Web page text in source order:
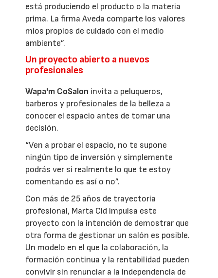
está produciendo el producto o la materia
prima. La firma Aveda comparte los valores
míos propios de cuidado con el medio
ambiente”.
Un proyecto abierto a nuevos
profesionales
Wapa'm CoSalon invita a peluqueros,
barberos y profesionales de la belleza a
conocer el espacio antes de tomar una
decisión.
“Ven a probar el espacio, no te supone
ningún tipo de inversión y simplemente
podrás ver si realmente lo que te estoy
comentando es así o no”.
Con más de 25 años de trayectoria
profesional, Marta Cid impulsa este
proyecto con la intención de demostrar que
otra forma de gestionar un salón es posible.
Un modelo en el que la colaboración, la
formación continua y la rentabilidad pueden
convivir sin renunciar a la independencia de